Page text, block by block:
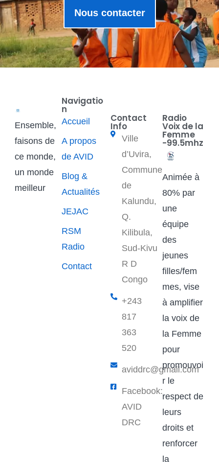
Nous contacter
Ensemble,
faisons de
ce monde,
un monde
meilleur
Navigatio
n
Accueil
A propos
de AVID
Blog &
Actualités
JEJAC
RSM
Radio
Contact
Contact
Info
Ville
d’Uvira,
Commune
de
Kalundu,
Q.
Kilibula,
Sud-Kivu
R D
Congo
+243
817
363
520
aviddrc@gmail.com​
Facebook:
AVID
DRC
Radio
Voix de la
Femme
-99.5mhz
Animée à
80% par
une
équipe
des
jeunes
filles/fem
mes, vise
à amplifier
la voix de
la Femme
pour
promouvoi
r le
respect de
leurs
droits et
renforcer
la